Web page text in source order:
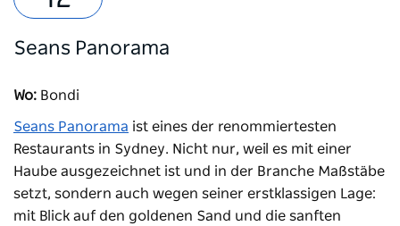
Seans Panorama
Wo: Bondi
Seans Panorama ist eines der renommiertesten
Restaurants in Sydney. Nicht nur, weil es mit einer
Haube ausgezeichnet ist und in der Branche Maßstäbe
setzt, sondern auch wegen seiner erstklassigen Lage:
mit Blick auf den goldenen Sand und die sanften